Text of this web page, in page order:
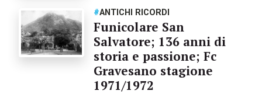
#ANTICHI RICORDI
Funicolare San
Salvatore; 136 anni di
storia e passione; Fc
Gravesano stagione
1971/1972